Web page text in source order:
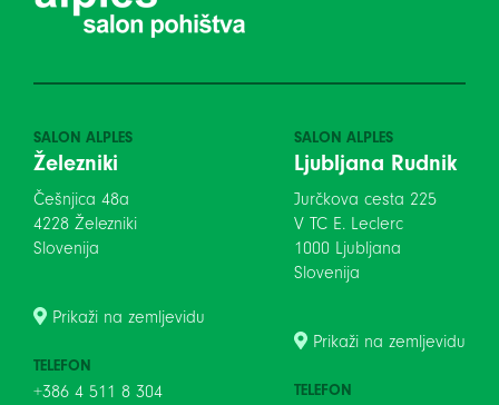
SALON ALPLES
Železniki
Češnjica 48a
4228 Železniki
Slovenija
Prikaži na zemljevidu
TELEFON
+386 4 511 8 304
SALON ALPLES
Ljubljana Rudnik
Jurčkova cesta 225
V TC E. Leclerc
1000 Ljubljana
Slovenija
Prikaži na zemljevidu
TELEFON